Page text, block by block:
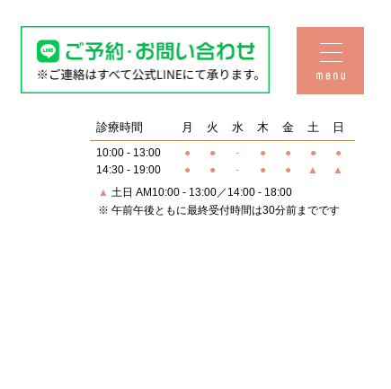
診療時間 月 火 水 木 金 土 日
10:00 - 13:00 ● ● - ● ● ●
●
14:30 - 19:00
● ● - ● ● ▲ ▲
▲ 土日 AM10:00 - 13:00／14:00 - 18:00
※ 午前午後ともに最終受付時間は30分前までです
Q&A・おしらせ
セラミック治療
料金表